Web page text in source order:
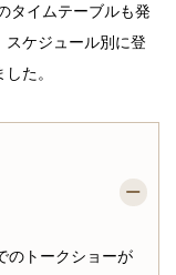
タイムテーブルも発
ケジュール別に登
た。
のトークショーが